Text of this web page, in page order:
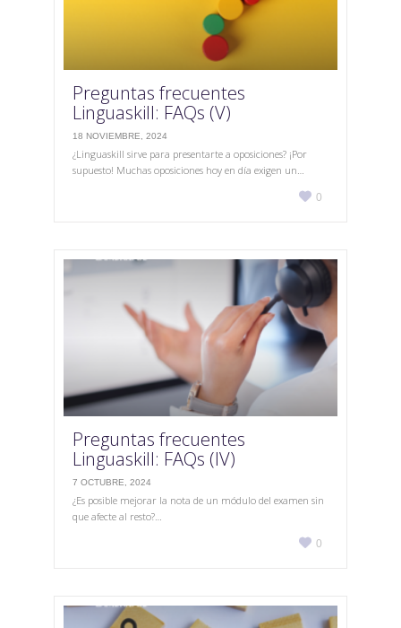
Preguntas frecuentes
Linguaskill: FAQs (V)
18 NOVIEMBRE, 2024
¿Linguaskill sirve para presentarte a oposiciones? ¡Por
supuesto! Muchas oposiciones hoy en día exigen un…
Love
0
Preguntas frecuentes
Linguaskill: FAQs (IV)
7 OCTUBRE, 2024
¿Es posible mejorar la nota de un módulo del examen sin
que afecte al resto?…
Love
0